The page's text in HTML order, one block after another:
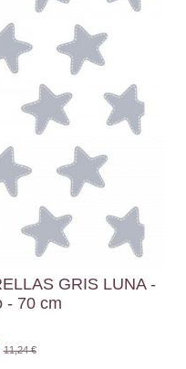
GRIS LUNA -
- 70 cm
11,24 €